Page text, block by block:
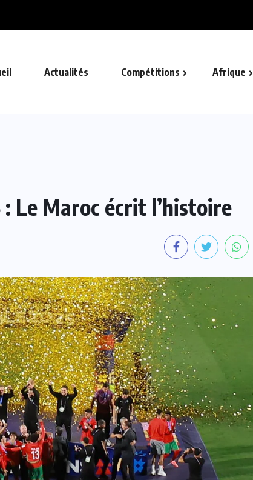
Actualités Compétitions Afrique
: Le Maroc écrit l’histoire